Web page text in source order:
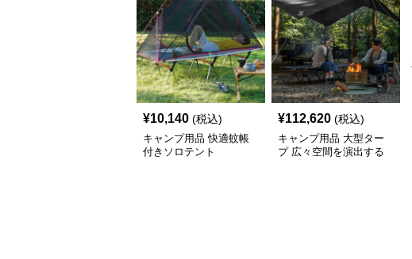
¥10,140 (税込)
キャンプ用品 快適蚊帳
付きソロテント
¥112,620 (税込)
キャンプ用品 大型ター
プ 広々空間を演出する